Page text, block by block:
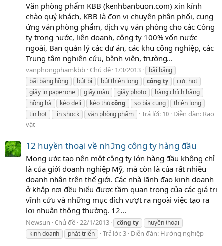
Văn phòng phẩm KBB (kenhbanbuon.com) xin kính
chào quý khách, KBB là đơn vị chuyên phân phối, cung
ứng văn phòng phẩm, dịch vụ văn phòng cho các Công
ty trong nước, liên doanh, công ty 100% vốn nước
ngoài, Ban quản lý các dự án, các khu công nghiệp, các
Trung tâm nghiên cứu, bệnh viện, trường...
vanphongphamkbb Chủ đề 1/3/2013
bãi bằng
bãi bằng hồng
bút bi bút thiên long công ty
cực hot
giấy in paperone
giấy màu giấy photo
hàng chích hãng
hồng hà
kéo deli kéo thủcông so bia cung
thiên long
tin hot
tin shock văn phòng phẩm Trả lời: 10 Diễn đàn: Rao
vặt
12 huyền thoại về những công ty hàng đầu
Mong ước tạo nên một công ty lớn hàng đầu không chỉ
là của giới doanh nghiệp Mỹ, mà còn là của rất nhiều
doanh nhân trên thế giới. Các nhà lãnh đạo kinh doanh
ở khắp nơi đều hiểu được tầm quan trọng của các giá trị
vĩnh cửu và những mục đích vượt ra ngoài việc tạo ra
lợi nhuận thông thường. 12...
Newsun Chủ đề 22/1/2013 công ty
huyền thoại
kinh doanh
phát triển Trả lời: 3 Diễn đàn: Hướng nghiệp